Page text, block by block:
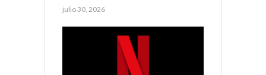
julio 30, 2026